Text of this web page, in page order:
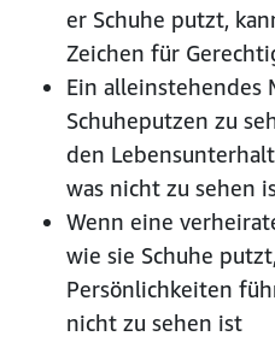
er Schuhe putzt,
Zeichen für
Ein alleinstehendes
Schuheputzen zu
den
was nicht zu sehen
Wenn eine
wie sie Schuhe
Persönlichkeiten
nicht zu sehen ist